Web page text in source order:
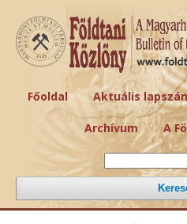
Főoldal Aktuális
Archívum A